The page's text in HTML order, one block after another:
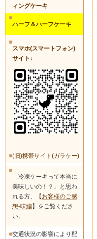
ィングケーキ
■
ハーフ＆ハーフケーキ
■
スマホ(スマートフォン)
サイト↓
■(旧)携帯サイト(ガラケー)
■
「冷凍ケーキって本当に
美味しいの！？」と思わ
れる方、【 お客様のご感
想-味編】をご覧くださ
い。
■交通状況の影響により配